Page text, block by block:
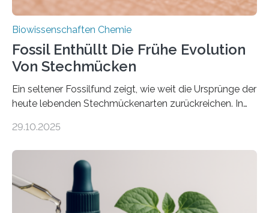
Biowissenschaften Chemie
Fossil Enthüllt Die Frühe Evolution
Von Stechmücken
Ein seltener Fossilfund zeigt, wie weit die Ursprünge der
heute lebenden Stechmückenarten zurückreichen. In
Forschende die bisher älteste bekannte Stechmücken-
Region Kachin in Myanmar und hat sich in
ausgezeichnetem Zustand erhalten. Es konnte als neue
Art einer neuen Gattung beschrieben werden und trägt
nun den Namen Cretosabethes primaevus. Dieser erste
29.10.2025